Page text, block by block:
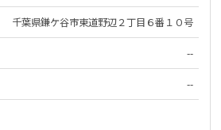
千葉県鎌ケ谷市東道野辺２丁目６番１０号
--
--